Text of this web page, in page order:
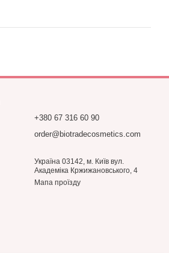
+380 67 316 60 90
order@biotradecosmetics.com
Україна 03142, м. Київ вул.
Академіка Кржижановського, 4
Мапа проїзду